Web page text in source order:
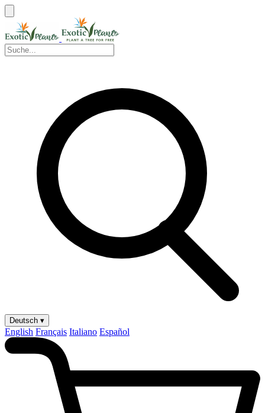
Deutsch ▾
English Français Italiano Español